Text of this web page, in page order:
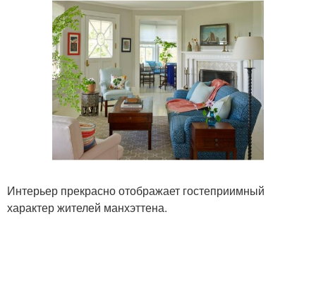
Интерьер прекрасно отображает гостеприимный
характер жителей манхэттена.